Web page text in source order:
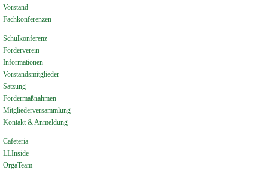
Vorstand
Fachkonferenzen
Schulkonferenz
Förderverein
Informationen
Vorstandsmitglieder
Satzung
Fördermaßnahmen
Mitgliederversammlung
Kontakt & Anmeldung
Cafeteria
LLInside
OrgaTeam